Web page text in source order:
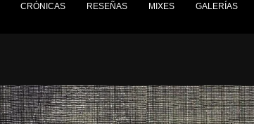
CRÓNICAS RESEÑAS MIXES GALERÍAS